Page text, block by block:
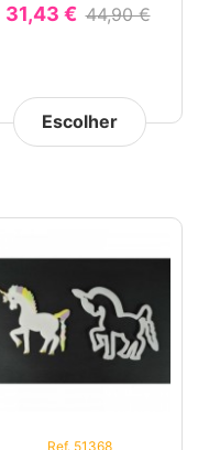
31,43 € 44,90 €
Escolher
Ref. 51368